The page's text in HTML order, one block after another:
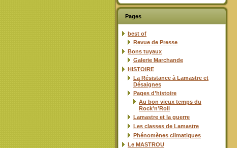
Pages
best of
Revue de Presse
Bons tuyaux
Galerie Marchande
HISTOIRE
La Résistance à Lamastre et
Désaignes
Pages d’histoire
Au bon vieux temps du
Rock’n’Roll
Lamastre et la guerre
Les classes de Lamastre
Phénomènes climatiques
Le MASTROU